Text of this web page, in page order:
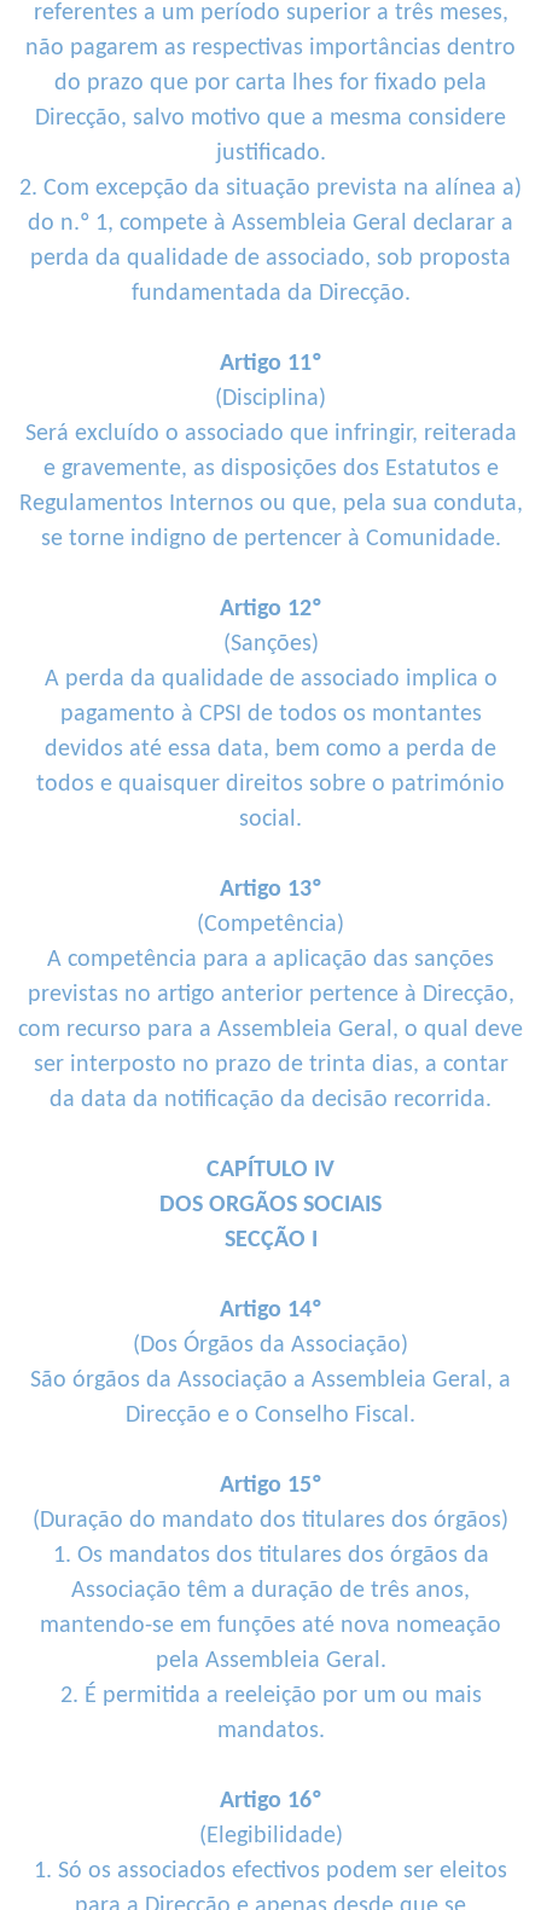
referentes a um período superior a três meses,
não pagarem as respectivas importâncias dentro
do prazo que por carta lhes for fixado pela
Direcção, salvo motivo que a mesma considere
justificado.
2. Com excepção da situação prevista na alínea a)
do n.º 1, compete à Assembleia Geral declarar a
perda da qualidade de associado, sob proposta
fundamentada da Direcção.
Artigo 11º
(Disciplina)
Será excluído o associado que infringir, reiterada
e gravemente, as disposições dos Estatutos e
Regulamentos Internos ou que, pela sua conduta,
se torne indigno de pertencer à Comunidade.
Artigo 12º
(Sanções)
A perda da qualidade de associado implica o
pagamento à CPSI de todos os montantes
devidos até essa data, bem como a perda de
todos e quaisquer direitos sobre o património
social.
Artigo 13º
(Competência)
A competência para a aplicação das sanções
previstas no artigo anterior pertence à Direcção,
com recurso para a Assembleia Geral, o qual deve
ser interposto no prazo de trinta dias, a contar
da data da notificação da decisão recorrida.
CAPÍTULO IV
DOS ORGÃOS SOCIAIS
SECÇÃO I
Artigo 14º
(Dos Órgãos da Associação)
São órgãos da Associação a Assembleia Geral, a
Direcção e o Conselho Fiscal.
Artigo 15º
(Duração do mandato dos titulares dos órgãos)
1. Os mandatos dos titulares dos órgãos da
Associação têm a duração de três anos,
mantendo-se em funções até nova nomeação
pela Assembleia Geral.
2. É permitida a reeleição por um ou mais
mandatos.
Artigo 16º
(Elegibilidade)
1. Só os associados efectivos podem ser eleitos